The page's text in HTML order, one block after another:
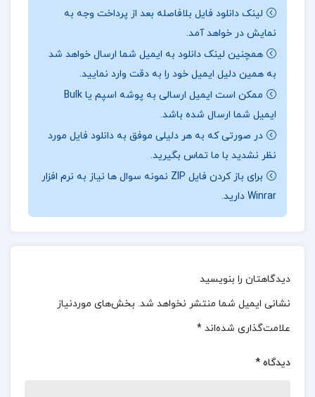
بی‌نظیر در نقش ویتو کورلئونه، این شخصیت را برای
همیشه در ذهن سینما دوستان ماندگار کرد. بسیاری از
منتقدان فیلم‌های سینما و هالیوود، مارلون براندو را
برجسته‌ترین بازیگر دوران سینمای دنیا می‌نامند.
درباره نویسنده کتاب عظیم تر از یک زندگی مارلون
براندو
مارلون براندو در تاریخ ۳ آوریل ۱۹۲۴ در اوماها، ایالت
نبراسکا چشم به جهان گشود. او از نوجوانی به
هنرپیشگی علاقه‌مند شد و با تلاش و پشتکار، به یکی از
موثرترین و محبوب‌ترین بازیگران دوران سینما تبدیل
«پدرخوانده»، به عنوان برجسته‌ترین کارهایش شناخته
می‌شوند.
لینک دانلود فایل بلافاصله بعد از پرداخت وجه به
نمایش در خواهد آمد.
همچنین لینک دانلود به ایمیل شما ارسال خواهد شد
به همین دلیل ایمیل خود را به دقت وارد نمایید.
ممکن است ایمیل ارسالی به پوشه اسپم یا Bulk
ایمیل شما ارسال شده باشد.
در صورتی که به هر دلیلی موفق به دانلود فایل مورد
نظر نشدید با ما تماس بگیرید.
برای باز کردن فایل ZIP نمونه سوال ها نیاز به نرم افزار
Winrar دارید.
دیدگاهتان را بنویسید
نشانی ایمیل شما منتشر نخواهد شد. بخش‌های موردنیاز
علامت‌گذاری شده‌اند *
دیدگاه *